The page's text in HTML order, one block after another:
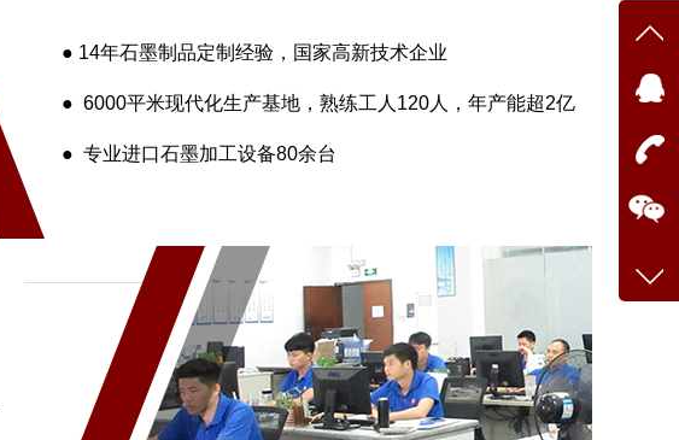
● 14年石墨制品定制经验，国家高新技术企业
● 6000平米现代化生产基地，熟练工人120人，年产能超2亿
● 专业进口石墨加工设备80余台